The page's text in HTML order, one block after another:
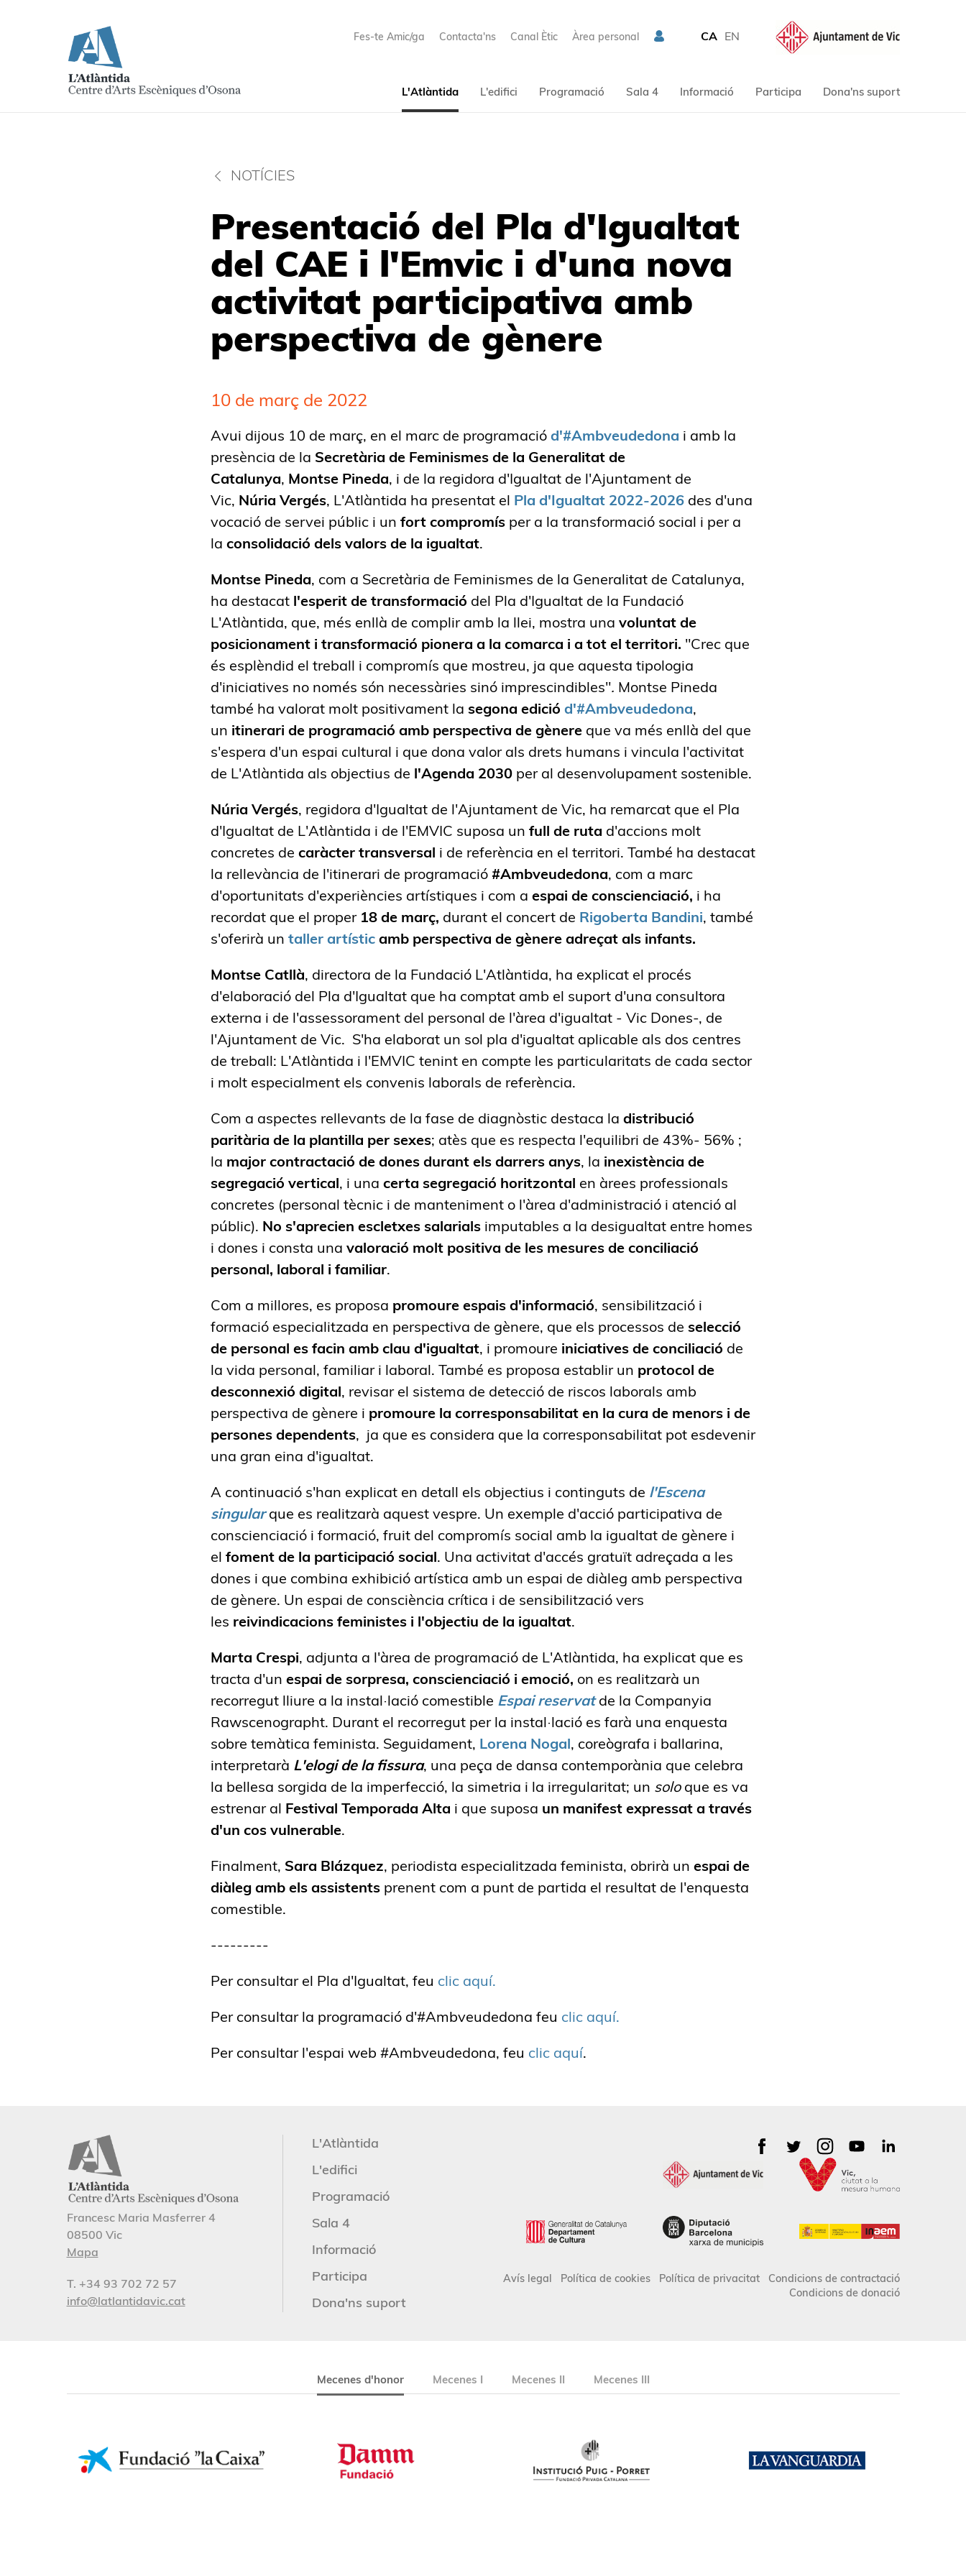
Fes-te Amic/ga Contacta'ns Canal Ètic Àrea personal CA EN
L'Atlàntida L'edifici Programació Sala 4 Informació Participa Dona'ns suport
NOTÍCIES
Presentació del Pla d'Igualtat
del CAE i l'Emvic i d'una nova
activitat participativa amb
perspectiva de gènere
10 de març de 2022
Avui dijous 10 de març, en el marc de programació d'#Ambveudedona i amb la
presència de la Secretària de Feminismes de la Generalitat de
Catalunya, Montse Pineda, i de la regidora d'Igualtat de l'Ajuntament de
Vic, Núria Vergés, L'Atlàntida ha presentat el Pla d'Igualtat 2022-2026des d'una
vocació de servei públic i un fort compromísper a la transformació social i per a
la consolidació dels valors de la igualtat.
Montse Pineda, com a Secretària de Feminismes de la Generalitat de Catalunya,
ha destacat l'esperit de transformació del Pla d'Igualtat de la Fundació
L'Atlàntida, que, més enllà de complir amb la llei, mostra una voluntat de
posicionament i transformació pionera a la comarca i a tot el territori. "Crec que
és esplèndid el treball i compromís que mostreu, ja que aquesta tipologia
d'iniciatives no només són necessàries sinó imprescindibles". Montse Pineda
també ha valorat molt positivament la segona edició d'#Ambveudedona,
un itinerari de programació amb perspectiva de gènereque va més enllà del que
s'espera d'un espai cultural i que dona valor als drets humans i vincula l'activitat
de L'Atlàntida als objectius de l'Agenda 2030per al desenvolupament sostenible.
Núria Vergés, regidora d'Igualtat de l'Ajuntament de Vic, ha remarcat que el Pla
d'Igualtat de L'Atlàntida i de l'EMVIC suposa un full de ruta d'accions molt
concretes de caràcter transversal i de referència en el territori. També ha destacat
la rellevància de l'itinerari de programació #Ambveudedona, com a marc
d'oportunitats d'experiències artístiques i com a espai de conscienciació, i ha
recordat que el proper 18 de març, durant el concert de Rigoberta Bandini, també
s'oferirà un taller artísticamb perspectiva de gènere adreçat als infants.
Montse Catllà, directora de la Fundació L'Atlàntida, ha explicat el procés
d'elaboració del Pla d'Igualtat que ha comptat amb el suport d'una consultora
externa i de l'assessorament del personal de l'àrea d'igualtat - Vic Dones-, de
l'Ajuntament de Vic. S'ha elaborat un sol pla d'igualtat aplicable als dos centres
de treball: L'Atlàntida i l'EMVIC tenint en compte les particularitats de cada sector
i molt especialment els convenis laborals de referència.
Com a aspectes rellevants de la fase de diagnòstic destaca la distribució
paritària de la plantilla per sexes; atès que es respecta l'equilibri de 43%- 56% ;
la major contractació de dones durant els darrers anys, la inexistència de
segregació vertical, i una certa segregació horitzontal en àrees professionals
concretes (personal tècnic i de manteniment o l'àrea d'administració i atenció al
públic). No s'aprecien escletxes salarialsimputables a la desigualtat entre homes
i dones i consta una valoració molt positiva de les mesures de conciliació
personal, laboral i familiar.
Com a millores, es proposa promoure espais d'informació, sensibilització i
formació especialitzada en perspectiva de gènere, que els processos de selecció
de personal es facin amb clau d'igualtat, i promoure iniciatives de conciliació de
la vida personal, familiar i laboral. També es proposa establir un protocol de
desconnexió digital, revisar el sistema de detecció de riscos laborals amb
perspectiva de gènere i promoure la corresponsabilitat en la cura de menors i de
persones dependents, ja que es considera que la corresponsabilitat pot esdevenir
una gran eina d'igualtat.
A continuació s'han explicat en detall els objectius i continguts de l'Escena
singularque es realitzarà aquest vespre. Un exemple d'acció participativa de
conscienciació i formació, fruit del compromís social amb la igualtat de gènere i
el foment de la participació social. Una activitat d'accés gratuït adreçada a les
dones i que combina exhibició artística amb un espai de diàleg amb perspectiva
de gènere. Un espai de consciència crítica i de sensibilització vers
les reivindicacions feministes i l'objectiu de la igualtat.
Marta Crespi, adjunta a l'àrea de programació de L'Atlàntida, ha explicat que es
tracta d'un espai de sorpresa, conscienciació i emoció, on es realitzarà un
recorregut lliure a la instal·lació comestible Espai reservat de la Companyia
Rawscenographt. Durant el recorregut per la instal·lació es farà una enquesta
sobre temàtica feminista. Seguidament, Lorena Nogal, coreògrafa i ballarina,
interpretarà L'elogi de la fissura, una peça de dansa contemporània que celebra
la bellesa sorgida de la imperfecció, la simetria i la irregularitat; un solo que es va
estrenar al Festival Temporada Alta i que suposa un manifest expressat a través
d'un cos vulnerable.
Finalment, Sara Blázquez, periodista especialitzada feminista, obrirà un espai de
diàleg amb els assistentsprenent com a punt de partida el resultat de l'enquesta
comestible.
---------
Per consultar el Pla d'Igualtat, feu clic aquí.
Per consultar la programació d'#Ambveudedona feu clic aquí.
Per consultar l'espai web #Ambveudedona, feu clic aquí.
Francesc Maria Masferrer 4
08500 Vic
Mapa
T. +34 93 702 72 57
info@latlantidavic.cat
L'Atlàntida
L'edifici
Programació
Sala 4
Informació
Participa
Dona'ns suport
Avís legal Política de cookies Política de privacitat
Condicions de contractació
Condicions de donació
Mecenes d'honor Mecenes I Mecenes II Mecenes III